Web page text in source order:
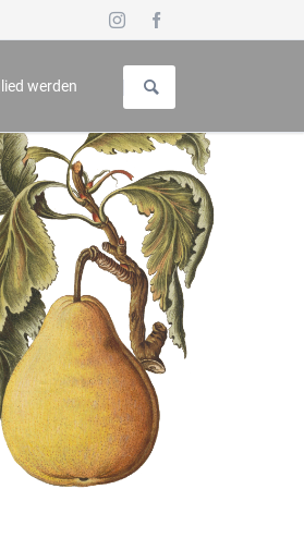
überspringen
werden